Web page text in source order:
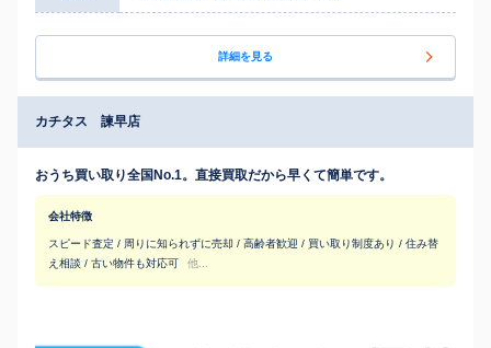
詳細を見る
カチタス 諫早店
おうち買い取り全国No.1。直接買取だから早くて簡単です。
会社特徴
スピード査定 / 周りに知られずに売却 / 高齢者歓迎 / 買い取り制度あり / 住み替
え相談 / 古い物件も対応可
他...